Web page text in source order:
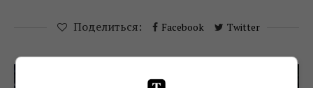
Поделиться: Facebook Twitter